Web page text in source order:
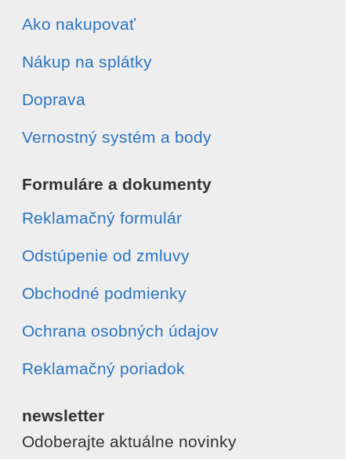
Ako nakupovať
Nákup na splátky
Doprava
Vernostný systém a body
Formuláre a dokumenty
Reklamačný formulár
Odstúpenie od zmluvy
Obchodné podmienky
Ochrana osobných údajov
Reklamačný poriadok
newsletter
Odoberajte aktuálne novinky